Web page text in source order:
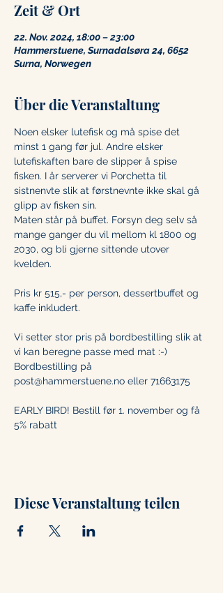
Zeit & Ort
22. Nov. 2024, 18:00 – 23:00
Hammerstuene, Surnadalsøra 24, 6652
Surna, Norwegen
Über die Veranstaltung
Noen elsker lutefisk og må spise det
minst 1 gang før jul. Andre elsker
lutefiskaften bare de slipper å spise
fisken. I år serverer vi Porchetta til
sistnenvte slik at førstnevnte ikke skal gå
glipp av fisken sin.
Maten står på buffet. Forsyn deg selv så
mange ganger du vil mellom kl 1800 og
2030, og bli gjerne sittende utover
kvelden.
Pris kr 515,- per person, dessertbuffet og
kaffe inkludert.
Vi setter stor pris på bordbestilling slik at
vi kan beregne passe med mat :-)
Bordbestilling på
post@hammerstuene.no eller 71663175
EARLY BIRD! Bestill før 1. november og få
5% rabatt
Diese Veranstaltung teilen